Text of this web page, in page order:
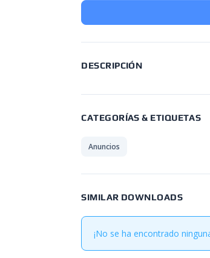
DESCRIPCIÓN
CATEGORÍAS & ETIQUETAS
Anuncios
SIMILAR DOWNLOADS
¡No se ha encontrado